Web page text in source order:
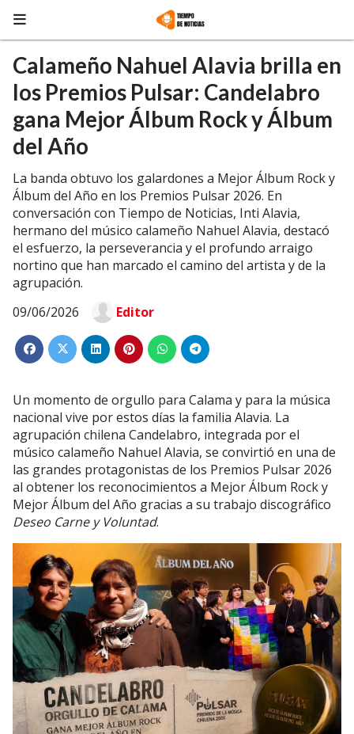
Calameño Nahuel Alavia brilla en
los Premios Pulsar: Candelabro
gana Mejor Álbum Rock y Álbum
del Año
La banda obtuvo los galardones a Mejor Álbum Rock y
Álbum del Año en los Premios Pulsar 2026. En
conversación con Tiempo de Noticias, Inti Alavia,
hermano del músico calameño Nahuel Alavia, destacó
el esfuerzo, la perseverancia y el profundo arraigo
nortino que han marcado el camino del artista y de la
agrupación.
09/06/2026
Editor
Un momento de orgullo para Calama y para la música
nacional vive por estos días la familia Alavia. La
agrupación chilena Candelabro, integrada por el
músico calameño Nahuel Alavia, se convirtió en una de
las grandes protagonistas de los Premios Pulsar 2026
al obtener los reconocimientos a Mejor Álbum Rock y
Mejor Álbum del Año gracias a su trabajo discográfico
Deseo Carne y Voluntad.